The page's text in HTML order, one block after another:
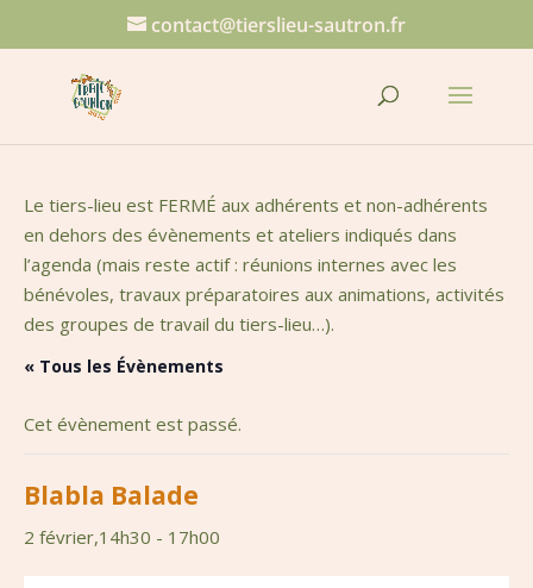
contact@tierslieu-sautron.fr
Le tiers-lieu est FERMÉ aux adhérents et non-adhérents
en dehors des évènements et ateliers indiqués dans
l’agenda (mais reste actif : réunions internes avec les
bénévoles, travaux préparatoires aux animations, activités
des groupes de travail du tiers-lieu…).
« Tous les Évènements
Cet évènement est passé.
Blabla Balade
2 février,14h30 - 17h00